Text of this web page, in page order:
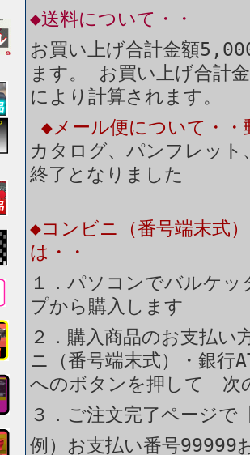
◆送料について・・
お買い上げ合計金額
ます。 お買い上げ合計
により計算されます。
◆メール便について・・
カタログ、パンフレッ
終了となりました
◆コンビニ（番号端末式
は・・
１．パソコンでバルケッ
プから購入します
２．購入商品のお支払
ニ（番号端末式）・銀
へのボタンを押して 次
３．ご注文完了ページで
例）お支払い番号